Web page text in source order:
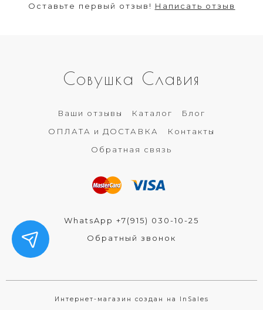
Оставьте первый отзыв! Написать отзыв
Совушка Славия
Ваши отзывы Каталог
Блог
ОПЛАТА и ДОСТАВКА
Контакты
Обратная связь
WhatsApp +7(915) 030-10-25
Обратный звонок
Интернет-магазин создан на InSales